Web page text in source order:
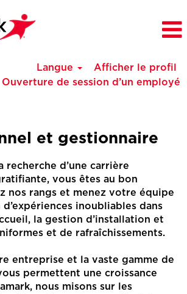
Langue
Afficher le profil
Ouverture de session d’un employé
et gestionnaire
recherche d’une carrière
vous êtes au bon
nos rangs et menez votre équipe
inoubliables dans
la gestion d’installation et
et de rafraîchissements.
entreprise et la vaste gamme de
permettent une croissance
nous misons sur les